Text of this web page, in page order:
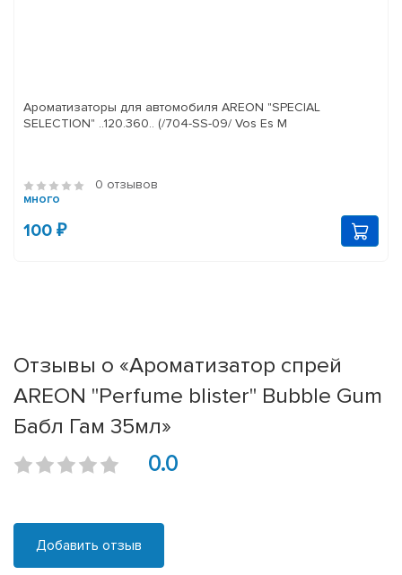
Ароматизаторы для автомобиля AREON "SPECIAL
SELECTION" ..120.360.. (/704-SS-09/ Vos Es M
0 отзывов
много
100 ₽
Отзывы о «Ароматизатор спрей
AREON "Perfume blister" Bubble Gum
Бабл Гам 35мл»
0.0
Добавить отзыв